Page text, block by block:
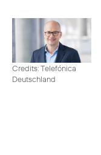
Credits: Telefónica
Deutschland